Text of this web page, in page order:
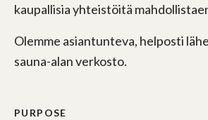
kaupallisia yhteistöitä
Olemme asiantunteva, helposti
sauna-alan verkosto.
PURPOSE